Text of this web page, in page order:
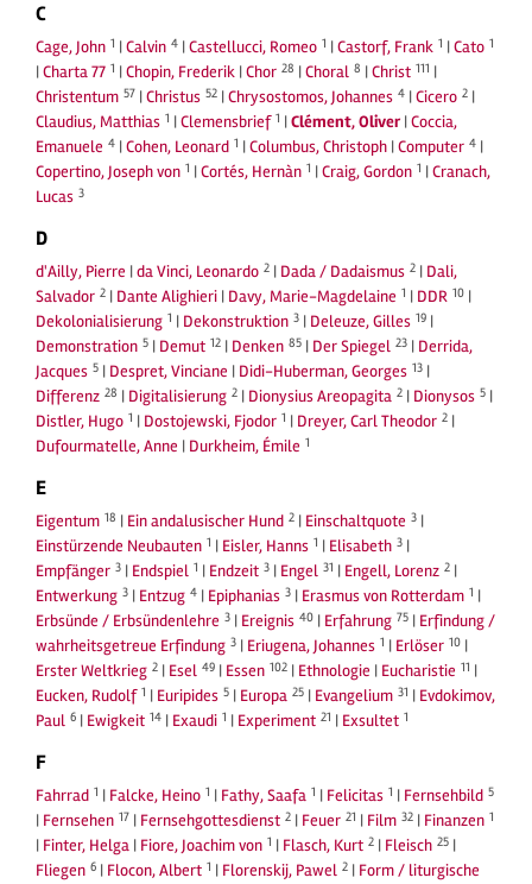
C
Cage, John 1 |Calvin 4 |Castellucci, Romeo 1 |Castorf, Frank 1 |Cato 1
|Charta 77 1 |Chopin, Frederik |Chor 28 |Choral 8 |Christ 111 |
Christentum 57 |Christus 52 |Chrysostomos, Johannes 4 |Cicero 2 |
Claudius, Matthias 1 |Clemensbrief 1 |Clément, Oliver |Coccia,
Emanuele 4 |Cohen, Leonard 1 |Columbus, Christoph |Computer 4 |
Copertino, Joseph von 1 |Cortés, Hernàn 1 |Craig, Gordon 1 |Cranach,
Lucas 3
D
d'Ailly, Pierre |da Vinci, Leonardo 2 | Dada / Dadaismus 2 | Dali,
Salvador 2 | Dante Alighieri | Davy, Marie-Magdelaine 1 | DDR 10 |
Dekolonialisierung 1 | Dekonstruktion 3 | Deleuze, Gilles 19 |
Demonstration 5 | Demut 12 | Denken 85 | Der Spiegel 23 | Derrida,
Jacques 5 | Despret, Vinciane | Didi-Huberman, Georges 13 |
Differenz 28 | Digitalisierung 2 | Dionysius Areopagita 2 | Dionysos 5 |
Distler, Hugo 1 | Dostojewski, Fjodor 1 | Dreyer, Carl Theodor 2 |
Dufourmatelle, Anne | Durkheim, Émile 1
E
Eigentum 18 | Ein andalusischer Hund 2 | Einschaltquote 3 |
Einstürzende Neubauten 1 | Eisler, Hanns 1 | Elisabeth 3 |
Empfänger 3 | Endspiel 1 | Endzeit 3 | Engel 31 | Engell, Lorenz 2 |
Entwerkung 3 | Entzug 4 | Epiphanias 3 | Erasmus von Rotterdam 1 |
Erbsünde / Erbsündenlehre 3 | Ereignis 40 | Erfahrung 75 | Erfindung /
wahrheitsgetreue Erfindung 3 | Eriugena, Johannes 1 | Erlöser 10 |
Erster Weltkrieg 2 | Esel 49 | Essen 102 | Ethnologie | Eucharistie 11 |
Eucken, Rudolf 1 | Euripides 5 | Europa 25 | Evangelium 31 | Evdokimov,
Paul 6 | Ewigkeit 14 | Exaudi 1 | Experiment 21 | Exsultet 1
F
Fahrrad 1 | Falcke, Heino 1 | Fathy, Saafa 1 | Felicitas 1 | Fernsehbild 5
| Fernsehen 17 | Fernsehgottesdienst 2 | Feuer 21 | Film 32 | Finanzen 1
| Finter, Helga | Fiore, Joachim von 1 | Flasch, Kurt 2 | Fleisch 25 |
Fliegen 6 | Flocon, Albert 1 | Florenskij, Pawel 2 | Form / liturgische